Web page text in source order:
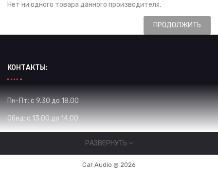
Нет ни одного товара данного производителя.
ПРОДОЛЖИТЬ
КОНТАКТЫ:
Пн-Пт: с 9.30 до 18.00
Обед: с 13.00 до 14.00
Вс: Выходной
РАЗВЕРНУТЬ
Car Audio @ 2026